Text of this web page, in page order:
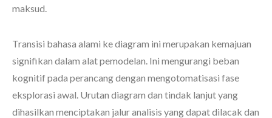
maksud.
Transisi bahasa alami ke diagram ini merupakan kemajuan
signifikan dalam alat pemodelan. Ini mengurangi beban
kognitif pada perancang dengan mengotomatisasi fase
eksplorasi awal. Urutan diagram dan tindak lanjut yang
dihasilkan menciptakan jalur analisis yang dapat dilacak dan